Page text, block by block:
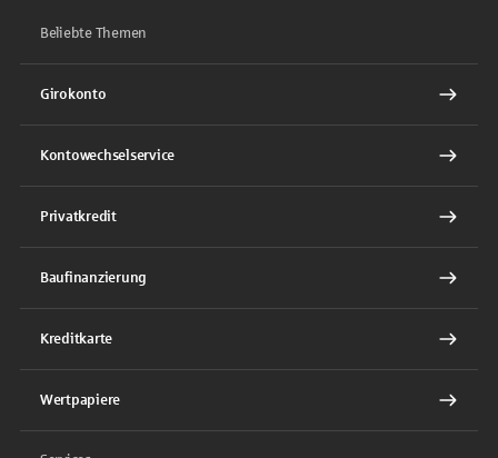
Beliebte Themen
Girokonto
Kontowechselservice
Privatkredit
Baufinanzierung
Kreditkarte
Wertpapiere